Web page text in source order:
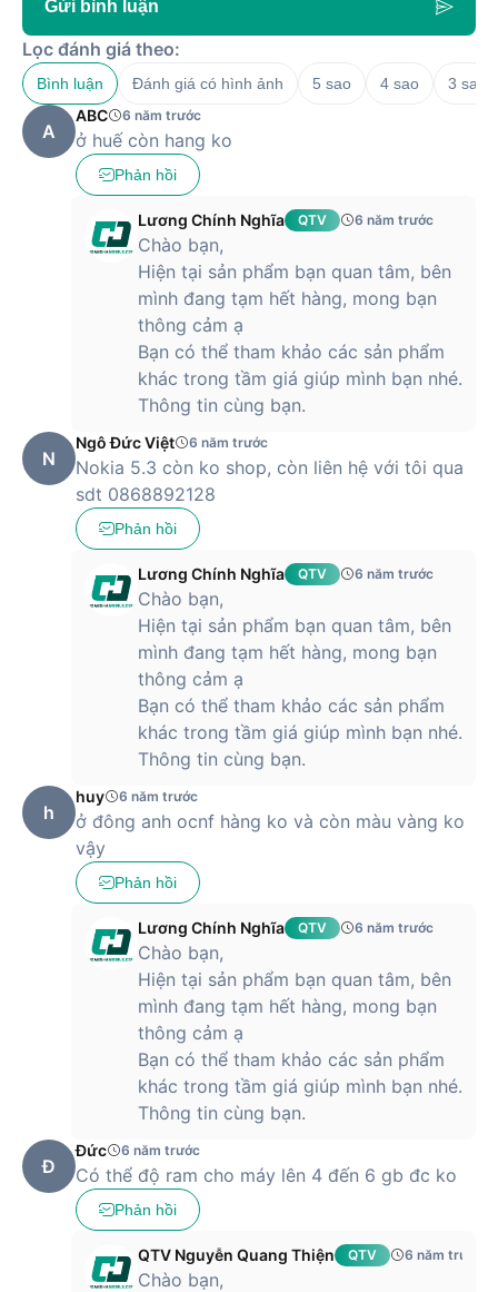
Gửi bình luận
Lọc đánh giá theo:
Bình luận Đánh giá có hình ảnh 5 sao 4 sao 3 sao
A
ABC 6 năm trước
ở huế còn hang ko
Phản hồi
Lương Chính Nghĩa QTV 6 năm trước
Chào bạn,
Hiện tại sản phẩm bạn quan tâm, bên
mình đang tạm hết hàng, mong bạn
thông cảm ạ
Bạn có thể tham khảo các sản phẩm
khác trong tầm giá giúp mình bạn nhé.
Thông tin cùng bạn.
N
Ngô Đức Việt 6 năm trước
Nokia 5.3 còn ko shop, còn liên hệ với tôi qua
sdt 0868892128
Phản hồi
Lương Chính Nghĩa QTV 6 năm trước
Chào bạn,
Hiện tại sản phẩm bạn quan tâm, bên
mình đang tạm hết hàng, mong bạn
thông cảm ạ
Bạn có thể tham khảo các sản phẩm
khác trong tầm giá giúp mình bạn nhé.
Thông tin cùng bạn.
h
huy 6 năm trước
ở đông anh ocnf hàng ko và còn màu vàng ko
vậy
Phản hồi
Lương Chính Nghĩa QTV 6 năm trước
Chào bạn,
Hiện tại sản phẩm bạn quan tâm, bên
mình đang tạm hết hàng, mong bạn
thông cảm ạ
Bạn có thể tham khảo các sản phẩm
khác trong tầm giá giúp mình bạn nhé.
Thông tin cùng bạn.
Đ
Đức 6 năm trước
Có thể độ ram cho máy lên 4 đến 6 gb đc ko
Phản hồi
QTV Nguyễn Quang Thiện QTV 6 năm trước
Chào bạn,